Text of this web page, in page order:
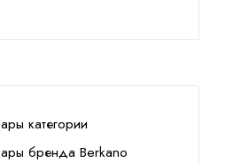
категории
бренда Berkano